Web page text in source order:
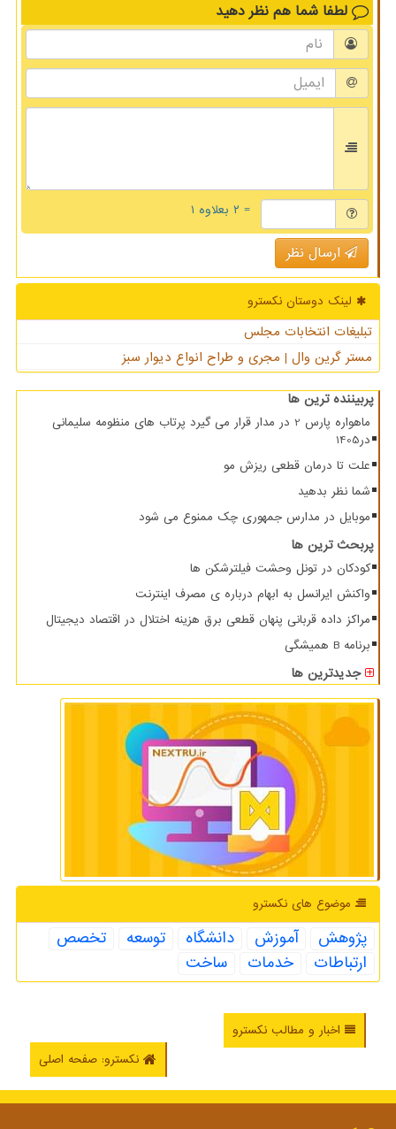
لطفا شما هم نظر دهید
= ۲ بعلاوه ۱
ارسال نظر
لینک دوستان نكسترو
تبلیغات انتخابات مجلس
مستر گرین وال | مجری و طراح انواع دیوار سبز
پربیننده ترین ها
ماهواره پارس 2 در مدار قرار می گیرد پرتاب های منظومه سلیمانی
در1405
علت تا درمان قطعی ریزش مو
شما نظر بدهید
موبایل در مدارس جمهوری چک ممنوع می شود
پربحث ترین ها
کودکان در تونل وحشت فیلترشکن ها
واکنش ایرانسل به ابهام درباره ی مصرف اینترنت
مراکز داده قربانی پنهان قطعی برق هزینه اختلال در اقتصاد دیجیتال
برنامه B همیشگی
جدیدترین ها
موضوع های نكسترو
پژوهش آموزش دانشگاه توسعه
تخصص
ارتباطات
خدمات ساخت
اخبار و مطالب نکسترو
نکسترو: صفحه اصلی